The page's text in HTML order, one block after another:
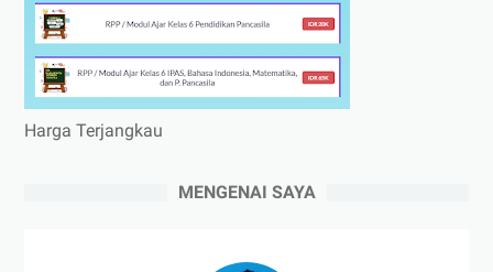
Harga Terjangkau
MENGENAI SAYA